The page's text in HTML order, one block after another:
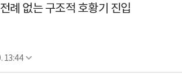
례 없는 구조적 호황기 진입
13:44